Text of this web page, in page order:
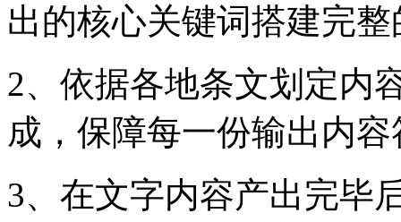
出的核心关键词搭建完
2、依据各地条文划定内
成，保障每一份输出内
3、在文字内容产出完毕